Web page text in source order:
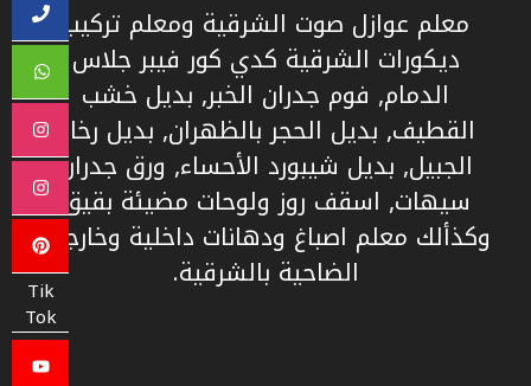
Tik
Tok
معلم عوازل صوت الشرقية ومعلم تركيب
ديكورات الشرقية كدي كور فيبر جلاس
الدمام, فوم جدران الخبر, بديل خشب
القطيف, بديل الحجر بالظهران, بديل رخام
الجبيل, بديل شيبورد الأحساء, ورق جدران
سيهات, اسقف روز ولوحات مضيئة بقيق
وكذألك معلم اصباغ ودهانات داخلية وخارجية
الضاحية بالشرقية.